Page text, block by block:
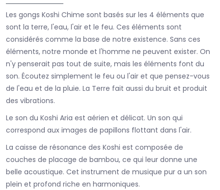
Les gongs Koshi Chime sont basés sur les 4 éléments que
sont la terre, l'eau, l'air et le feu. Ces éléments sont
considérés comme la base de notre existence. Sans ces
éléments, notre monde et l'homme ne peuvent exister. On
n'y penserait pas tout de suite, mais les éléments font du
son. Écoutez simplement le feu ou l'air et que pensez-vous
de l'eau et de la pluie. La Terre fait aussi du bruit et produit
des vibrations.
Le son du Koshi Aria est aérien et délicat. Un son qui
correspond aux images de papillons flottant dans l'air.
La caisse de résonance des Koshi est composée de
couches de placage de bambou, ce qui leur donne une
belle acoustique. Cet instrument de musique pur a un son
plein et profond riche en harmoniques.